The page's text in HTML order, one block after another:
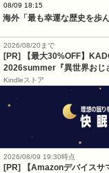
08/09 18:15
海外「最も幸運な歴史を歩
2026/08/20まで
[PR] 【最大30%OFF】
2026summer『異世界おじ
Kindleストア
2026/08/09 19:30時点
[PR] 【Amazonデバイスサ